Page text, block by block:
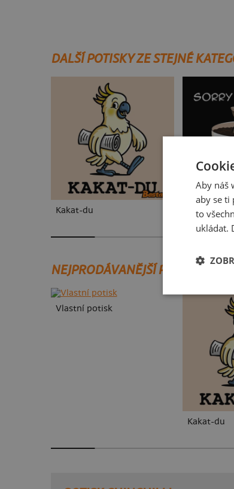
DALŠÍ POTISKY ZE STEJNÉ
Kakat-du V pressu
NEJPRODÁVANĚJŠÍ POTISKY
Vlastní potisk
Kakat-du
Aby náš
aby se ti
to
ukládat.